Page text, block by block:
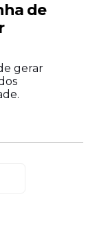
de
gerar